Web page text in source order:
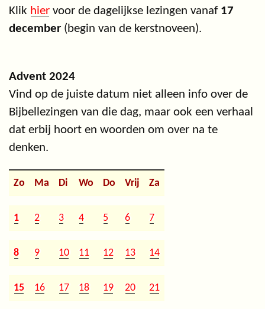
Klik hier voor de dagelijkse lezingen vanaf 17
december (begin van de kerstnoveen).
Advent 2024
Vind op de juiste datum niet alleen info over de
Bijbellezingen van die dag, maar ook een verhaal
dat erbij hoort en woorden om over na te
denken.
Zo Ma Di Wo Do Vrij Za
1 2 3 4 5 6 7
8 9 10 11 12 13 14
15 16 17 18 19 20 21